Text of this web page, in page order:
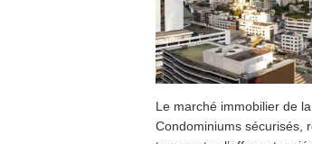
Le marché immobilier de
Condominiums sécurisés,